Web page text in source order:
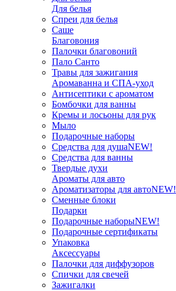
Для белья
Спреи для белья
Саше
Благовония
Палочки благовоний
Пало Санто
Травы для зажигания
Аромаванна и СПА-уход
Антисептики с ароматом
Бомбочки для ванны
Кремы и лосьоны для рук
Мыло
Подарочные наборы
Средства для душаNEW!
Средства для ванны
Твердые духи
Ароматы для авто
Ароматизаторы для автоNEW!
Сменные блоки
Подарки
Подарочные наборыNEW!
Подарочные сертификаты
Упаковка
Аксессуары
Палочки для диффузоров
Спички для свечей
Зажигалки